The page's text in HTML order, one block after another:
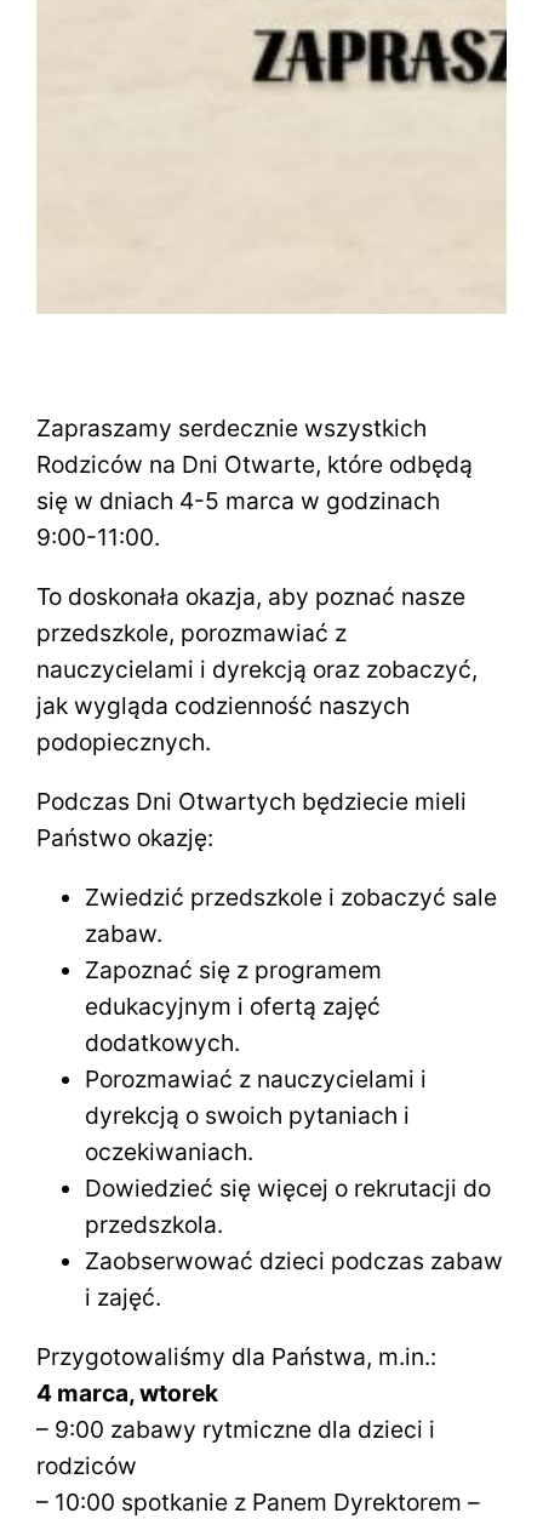
Zapraszamy serdecznie wszystkich
Rodziców na Dni Otwarte, które odbędą
się w dniach 4-5 marca w godzinach
9:00-11:00.
To doskonała okazja, aby poznać nasze
przedszkole, porozmawiać z
nauczycielami i dyrekcją oraz zobaczyć,
jak wygląda codzienność naszych
podopiecznych.
Podczas Dni Otwartych będziecie mieli
Państwo okazję:
Zwiedzić przedszkole i zobaczyć sale
zabaw.
Zapoznać się z programem
edukacyjnym i ofertą zajęć
dodatkowych.
Porozmawiać z nauczycielami i
dyrekcją o swoich pytaniach i
oczekiwaniach.
Dowiedzieć się więcej o rekrutacji do
przedszkola.
Zaobserwować dzieci podczas zabaw
i zajęć.
Przygotowaliśmy dla Państwa, m.in.:
4 marca, wtorek
– 9:00 zabawy rytmiczne dla dzieci i
rodziców
– 10:00 spotkanie z Panem Dyrektorem –